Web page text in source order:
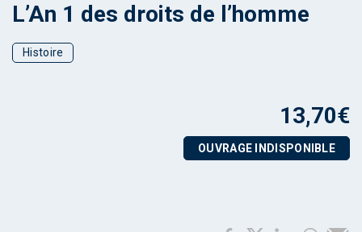
L’An 1 des droits de l’homme
Histoire
13,70€
OUVRAGE INDISPONIBLE